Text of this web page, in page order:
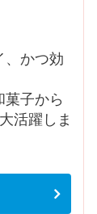
、かつ効
菓子から
活躍しま